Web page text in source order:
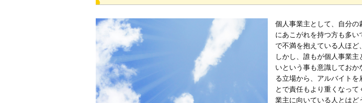
個人事業主として、自分
にあこがれを持つ方も多
で不満を抱えている人ほど
しかし、誰もが個人事業
いという事も意識してお
る立場から、アルバイトを
とで責任もより重くなっ
業主に向いている人とは